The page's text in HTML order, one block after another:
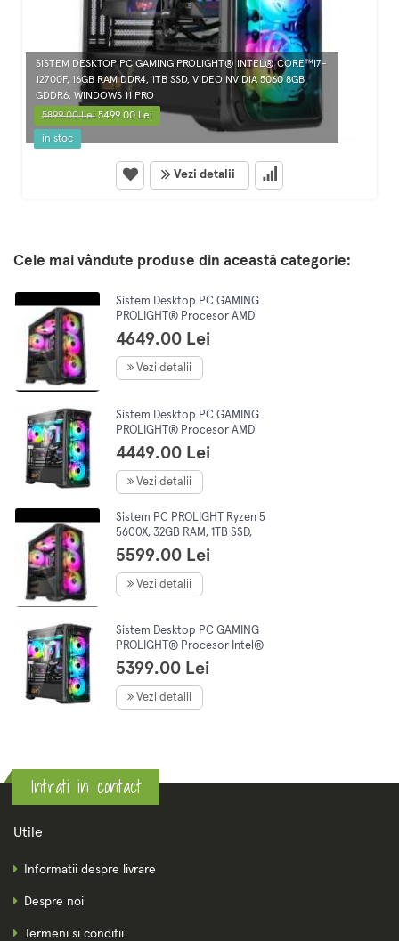
SISTEM DESKTOP PC GAMING PROLIGHT® INTEL® CORE™I7-
12700F, 16GB RAM DDR4, 1TB SSD, VIDEO NVIDIA 5060 8GB
GDDR6, WINDOWS 11 PRO
5899.00 Lei5499.00 Lei
in stoc
Vezi detalii
Cele mai vândute produse din această categorie:
Sistem Desktop PC GAMING
PROLIGHT® Procesor AMD
Ryzen 5 5500 4.2GHz, 16GB
RAM, 1TB SSD, GEFORCE RTX
5060 8Gb, preinstalare
Win11Pro
4649.00 Lei
Vezi detalii
Sistem Desktop PC GAMING
PROLIGHT® Procesor AMD
Ryzen 5 5500 4.2GHz, 16GB
RAM DDR4, 1TB SSD, VIDEO
Nvidia GEFORCE RTX 4060,
8GB, Windows 11 PRO
4449.00 Lei
Vezi detalii
Sistem PC PROLIGHT Ryzen 5
5600X, 32GB RAM, 1TB SSD,
VIDEO Nvidia GEFORCE 5060
8Gb, Wifi+Bluetooth, Racire
Lichid, Preinstalare Windows
11 Pro
5599.00 Lei
Vezi detalii
Sistem Desktop PC GAMING
PROLIGHT® Procesor Intel®
i5-12400F 4.4GHz, 32GB RAM
DDR4, 1TB SSD, VIDEO Nvidia
RTX 5060 8GB, Preinstalare
Win 11 Pro
5399.00 Lei
Vezi detalii
Intrati in contact
Utile
Informatii despre livrare
Despre noi
Termeni si conditii